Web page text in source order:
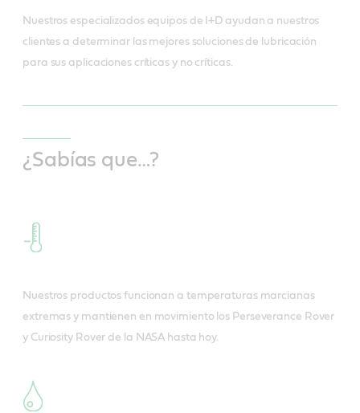
Nuestros especializados equipos de I+D ayudan a nuestros
clientes a determinar las mejores soluciones de lubricación
para sus aplicaciones críticas y no críticas.
¿Sabías que…?
Nuestros productos funcionan a temperaturas marcianas
extremas y mantienen en movimiento los Perseverance Rover
y Curiosity Rover de la NASA hasta hoy.